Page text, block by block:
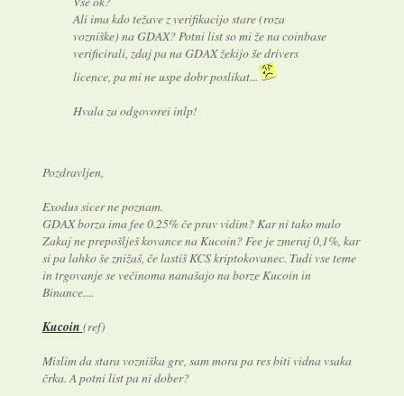
Ali ima kdo težave z verifikacijo stare (roza
vozniške) na GDAX? Potni list so mi že na coinbase
verificirali, zdaj pa na GDAX žekijo še drivers
licence, pa mi ne uspe dobr poslikat...
Hvala za odgovorei inlp!
Pozdravljen,
Exodus sicer ne poznam.
GDAX borza ima fee 0.25% če prav vidim? Kar ni tako malo
Zakaj ne prepošlješ kovance na Kucoin? Fee je zmeraj 0,1%, kar
si pa lahko še znižaš, če lastiš KCS kriptokovanec. Tudi vse teme
in trgovanje se večinoma nanašajo na borze Kucoin in
Binance....
Kucoin (ref)
Mislim da stara vozniška gre, sam mora pa res biti vidna vsaka
črka. A potni list pa ni dober?